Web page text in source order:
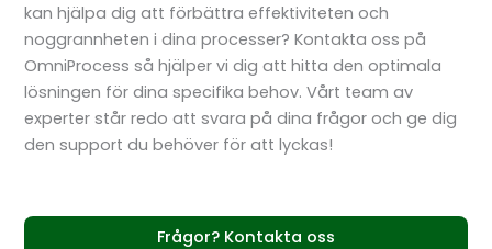
kan hjälpa dig att förbättra effektiviteten och
noggrannheten i dina processer? Kontakta oss på
OmniProcess så hjälper vi dig att hitta den optimala
lösningen för dina specifika behov. Vårt team av
experter står redo att svara på dina frågor och ge dig
den support du behöver för att lyckas!
Frågor? Kontakta oss